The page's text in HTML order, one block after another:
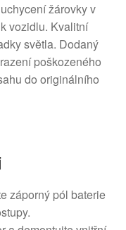
žárovky v
vozidlu. Kvalitní
světla. Dodaný
poškozeného
do originálního
záporný pól baterie